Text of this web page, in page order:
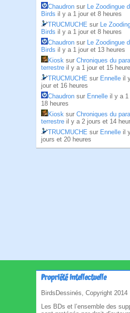
Chaudron sur Le Zoodingue
Birds il y a 1 jour et 8 heures
TRUCMUCHE sur Le
Birds il y a 1 jour et 8 heures
Chaudron sur Le Zoodingue
Birds il y a 1 jour et 13 heures
Kiosk sur Chroniques du
terrestre il y a 1 jour et 15
TRUCMUCHE sur Ennelle il
jour et 16 heures
Chaudron sur Ennelle il y a 1
18 heures
Kiosk sur Chroniques du
terrestre il y a 2 jours et 14
TRUCMUCHE sur Ennelle il
jours et 20 heures
Propriété intellectuelle
BirdsDessinés, Copyright 2014
Les BDs et l’ensemble des